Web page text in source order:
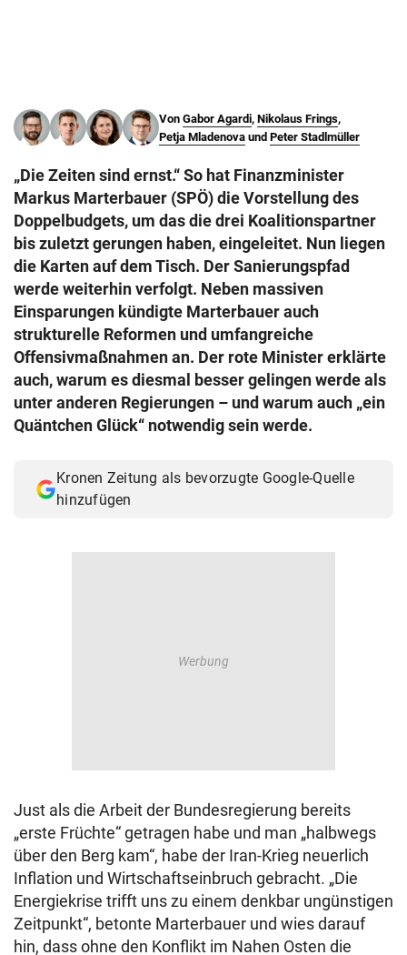
Von Gabor Agardi, Nikolaus Frings,
Petja Mladenova und Peter Stadlmüller
„Die Zeiten sind ernst.“ So hat Finanzminister
Markus Marterbauer (SPÖ) die Vorstellung des
Doppelbudgets, um das die drei Koalitionspartner
bis zuletzt gerungen haben, eingeleitet. Nun liegen
die Karten auf dem Tisch. Der Sanierungspfad
werde weiterhin verfolgt. Neben massiven
Einsparungen kündigte Marterbauer auch
strukturelle Reformen und umfangreiche
Offensivmaßnahmen an. Der rote Minister erklärte
auch, warum es diesmal besser gelingen werde als
unter anderen Regierungen – und warum auch „ein
Quäntchen Glück“ notwendig sein werde.
Kronen Zeitung als bevorzugte Google-Quelle
hinzufügen
Just als die Arbeit der Bundesregierung bereits
„erste Früchte“ getragen habe und man „halbwegs
über den Berg kam“, habe der Iran-Krieg neuerlich
Inflation und Wirtschaftseinbruch gebracht. „Die
Energiekrise trifft uns zu einem denkbar ungünstigen
Zeitpunkt“, betonte Marterbauer und wies darauf
hin, dass ohne den Konflikt im Nahen Osten die